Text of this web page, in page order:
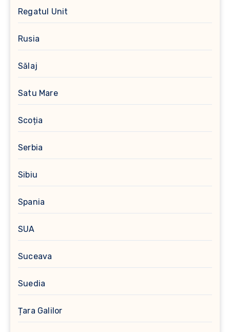
Regatul Unit
Rusia
Sălaj
Satu Mare
Scoția
Serbia
Sibiu
Spania
SUA
Suceava
Suedia
Țara Galilor